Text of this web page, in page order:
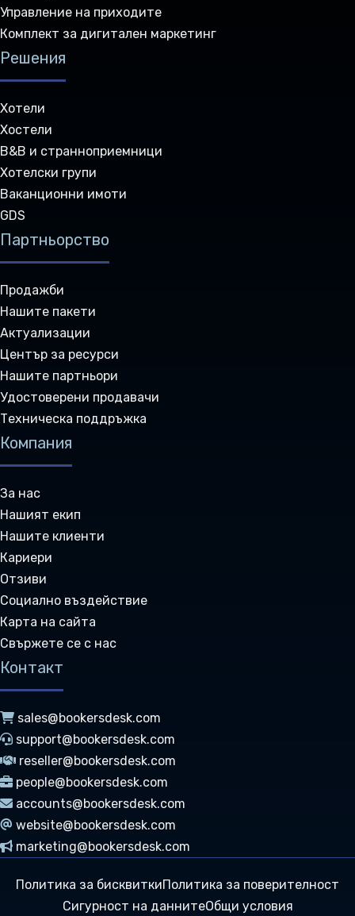
Управление на приходите
Комплект за дигитален маркетинг
Решения
Хотели
Хостели
B&B и странноприемници
Хотелски групи
Ваканционни имоти
GDS
Партньорство
Продажби
Нашите пакети
Актуализации
Център за ресурси
Нашите партньори
Удостоверени продавачи
Техническа поддръжка
Компания
За нас
Нашият екип
Нашите клиенти
Кариери
Отзиви
Социално въздействие
Карта на сайта
Свържете се с нас
Контакт
sales@bookersdesk.com
support@bookersdesk.com
reseller@bookersdesk.com
people@bookersdesk.com
accounts@bookersdesk.com
website@bookersdesk.com
marketing@bookersdesk.com
Политика за бисквиткиПолитика за поверителност
Сигурност на даннитеОбщи условия